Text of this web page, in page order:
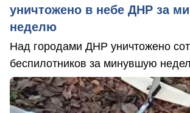
уничтожено в небе ДНР за
неделю
Над городами ДНР уничтожено
беспилотников за минувшую